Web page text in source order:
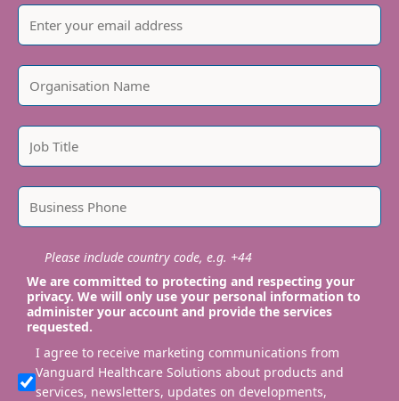
Please include country code, e.g. +44
We are committed to protecting and respecting your
privacy. We will only use your personal information to
administer your account and provide the services
requested.
I agree to receive marketing communications from
Vanguard Healthcare Solutions about products and
services, newsletters, updates on developments,